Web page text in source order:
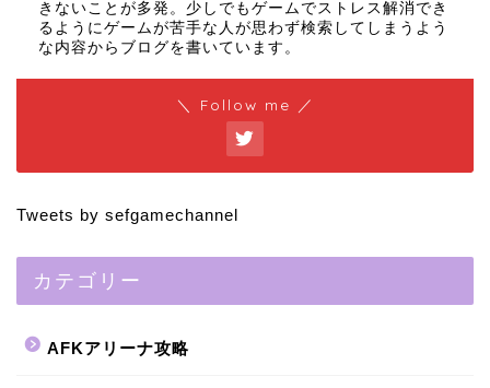
きないことが多発。少しでもゲームでストレス解消でき
るようにゲームが苦手な人が思わず検索してしまうよう
な内容からブログを書いています。
＼ Follow me ／
Tweets by sefgamechannel
カテゴリー
AFKアリーナ攻略